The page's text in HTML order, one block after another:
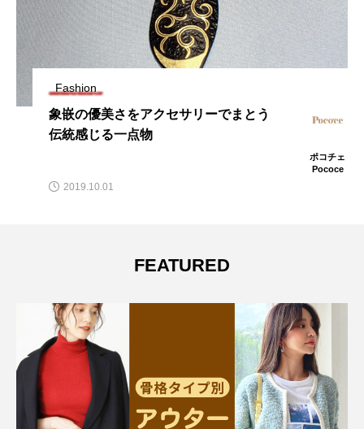
Fashion
象嵌の優美さをアクセサリーでまとう
伝統感じる一点物
ポコチェ
Pococe
2019.10.01
FEATURED